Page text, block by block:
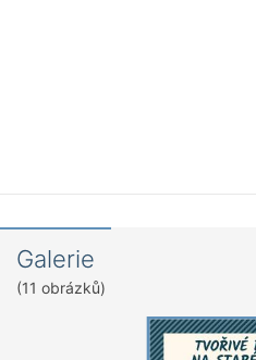
Galerie
(11 obrázků)